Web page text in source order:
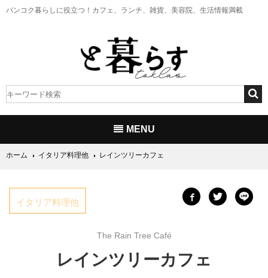
バンコク暮らしに役立つ！ カフェ、ランチ、雑貨、美容院、生活情報満載
MENU
ホーム イタリア料理他 レインツリーカフェ
イタリア料理他
The Rain Tree Café
レインツリーカフェ